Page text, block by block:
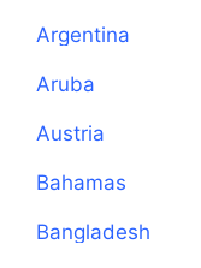
Argentina
Aruba
Austria
Bahamas
Bangladesh